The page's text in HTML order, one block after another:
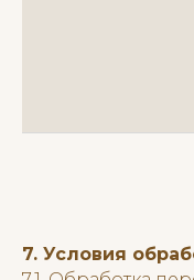
7. Условия